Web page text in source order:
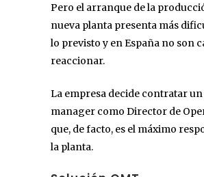
Pero el arranque de la
nueva planta presenta más
lo previsto y en España no son
reaccionar.
La empresa decide contratar
manager como Director de
que, de facto, es el máximo
la planta.